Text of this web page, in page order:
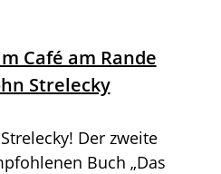
Café am Rande
Strelecky
Der zweite
Buch „Das